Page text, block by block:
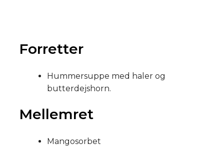
Forretter
Hummersuppe med haler og
butterdejshorn.​​
Mellemret
Mangosorbet